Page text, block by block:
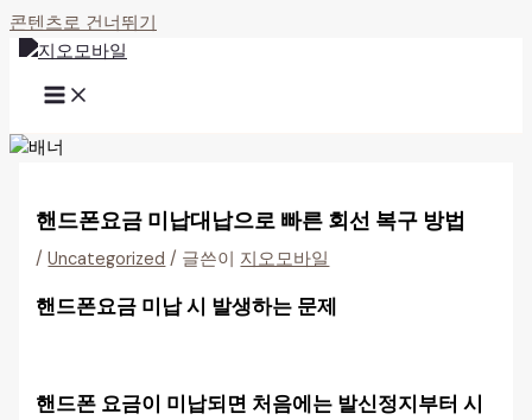
콘텐츠로 건너뛰기
핸드폰요금 미납대납으로 빠른 회선 복구 방법
/Uncategorized / 글쓴이 지오모바일
핸드폰요금 미납 시 발생하는 문제
핸드폰 요금이 미납되면 처음에는 발신정지부터 시